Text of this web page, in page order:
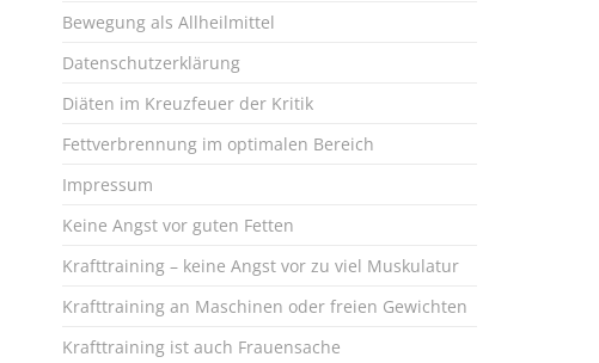
Bewegung als Allheilmittel
Datenschutzerklärung
Diäten im Kreuzfeuer der Kritik
Fettverbrennung im optimalen Bereich
Impressum
Keine Angst vor guten Fetten
Krafttraining – keine Angst vor zu viel Muskulatur
Krafttraining an Maschinen oder freien Gewichten
Krafttraining ist auch Frauensache